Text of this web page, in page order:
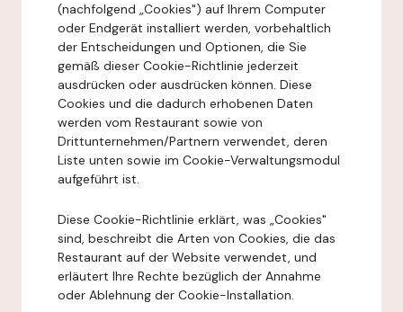
(nachfolgend „Cookies") auf Ihrem Computer
oder Endgerät installiert werden, vorbehaltlich
der Entscheidungen und Optionen, die Sie
gemäß dieser Cookie-Richtlinie jederzeit
ausdrücken oder ausdrücken können. Diese
Cookies und die dadurch erhobenen Daten
werden vom Restaurant sowie von
Drittunternehmen/Partnern verwendet, deren
Liste unten sowie im Cookie-Verwaltungsmodul
aufgeführt ist.
Diese Cookie-Richtlinie erklärt, was „Cookies"
sind, beschreibt die Arten von Cookies, die das
Restaurant auf der Website verwendet, und
erläutert Ihre Rechte bezüglich der Annahme
oder Ablehnung der Cookie-Installation.